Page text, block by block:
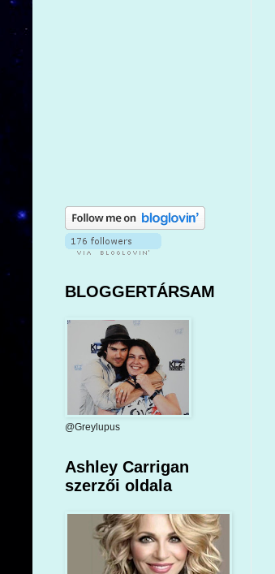
BLOGGERTÁRSAM
@Greylupus
Ashley Carrigan
szerzői oldala